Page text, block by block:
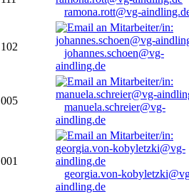
ramona.rott@vg-
102
johannes.schoen@vg-
aindling.de
005
manuela.schreier@vg-
aindling.de
001
georgia.von-
aindling.de